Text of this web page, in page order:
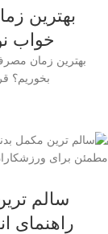
بهترین
خواب
بهترین زمان
بخوریم؟ قرص
سالم‌
راهنمای